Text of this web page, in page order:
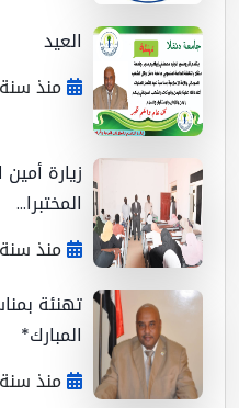
العيد
منذ سنة
زيارة أمين
المختبرا...
منذ سنة
تهنئة بمناسبة
المبارك*
منذ سنة